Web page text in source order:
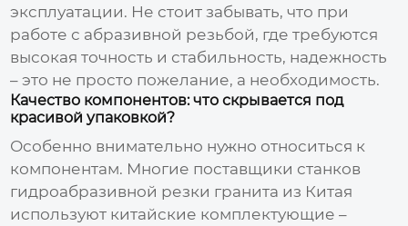
эксплуатации. Не стоит забывать, что при
работе с абразивной резьбой, где требуются
высокая точность и стабильность, надежность
– это не просто пожелание, а необходимость.
Качество компонентов: что скрывается под
красивой упаковкой?
Особенно внимательно нужно относиться к
компонентам. Многие поставщики станков
гидроабразивной резки гранита из Китая
используют китайские комплектующие –